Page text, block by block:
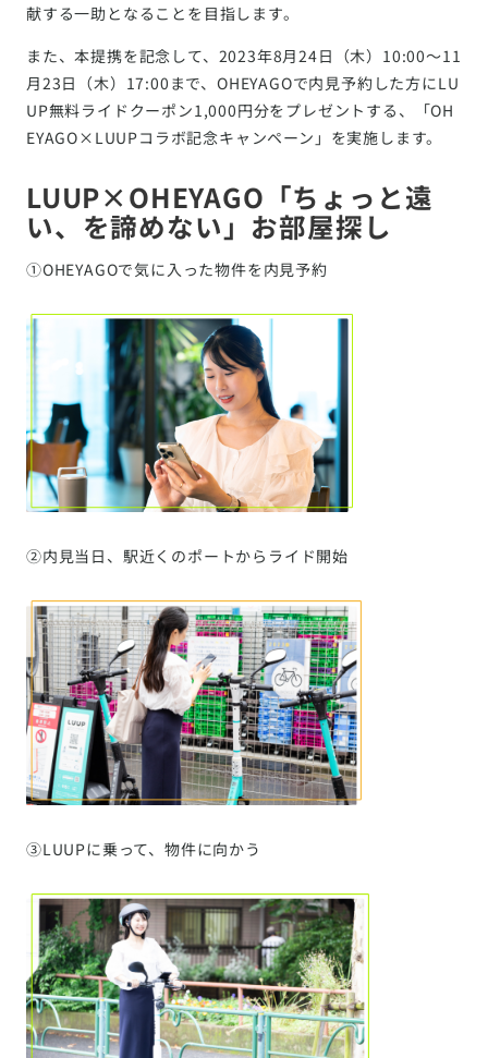
献する一助となることを目指します。
また、本提携を記念して、2023年8月24日（木）10:00〜11
月23日（木）17:00まで、OHEYAGOで内見予約した方にLU
UP無料ライドクーポン1,000円分をプレゼントする、「OH
EYAGO×LUUPコラボ記念キャンペーン」を実施します。
LUUP×OHEYAGO「ちょっと遠
い、を諦めない」お部屋探し
①OHEYAGOで気に入った物件を内見予約
②内見当日、駅近くのポートからライド開始
③LUUPに乗って、物件に向かう